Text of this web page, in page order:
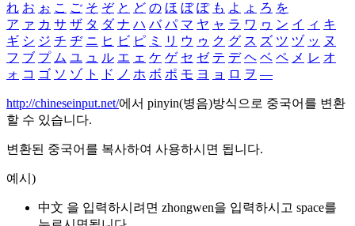
れ お ぉ こ ご そ ぞ と ど の ほ ぼ ぽ も よ ょ ろ を
ア ァ カ サ ザ タ ダ ナ ハ バ パ マ ヤ ャ ラ ワ ヮ ン イ ィ キ
ギ シ ジ チ ヂ ニ ヒ ビ ピ ミ リ ウ ゥ ク グ ス ズ ツ ヅ ッ ヌ
フ ブ プ ム ユ ュ ル エ ェ ケ ゲ セ ゼ テ デ ヘ ベ ペ メ レ オ
ォ コ ゴ ソ ゾ ト ド ノ ホ ボ ポ モ ヨ ョ ロ ヲ ―
http://chineseinput.net/에서 pinyin(병음)방식으로 중국어를 변환
할 수 있습니다.
변환된 중국어를 복사하여 사용하시면 됩니다.
예시)
中文 을 입력하시려면 zhongwen을 입력하시고 space를